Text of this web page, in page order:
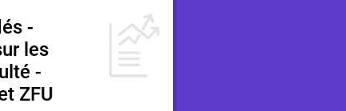
-
les
-
ZFU